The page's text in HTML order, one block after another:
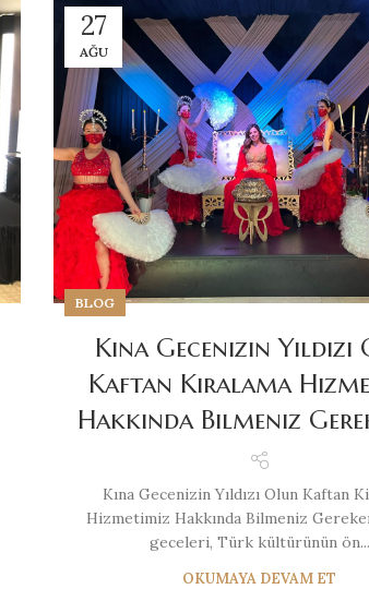
27
AĞU
BLOG
Kına Gecenizin
Kaftan Kiralama
Hakkında Bilmeniz
Kına Gecenizin Yıldızı Olun Kaftan
Hizmetimiz Hakkında Bilmeniz
geceleri, Türk kültürünün ön...
OKUMAYA DEVAM ET